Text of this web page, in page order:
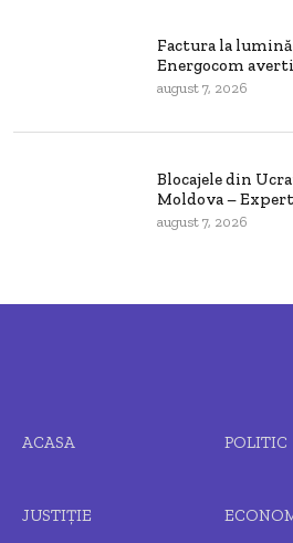
Factura la
Energocom
august 7, 2026
Blocajele din
Moldova –
august 7, 2026
ACASA POLITIC
JUSTIȚIE